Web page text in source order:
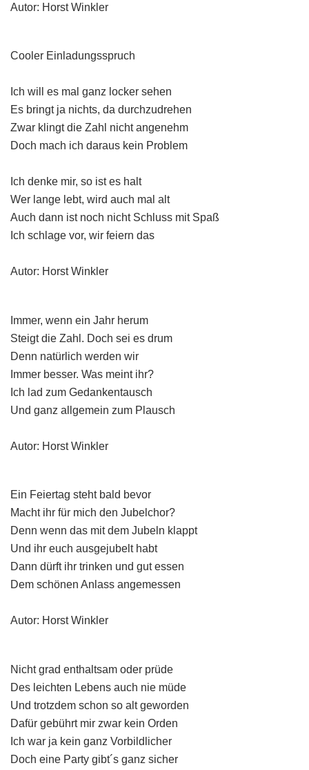
Autor: Horst Winkler
Cooler Einladungsspruch
Ich will es mal ganz locker sehen
Es bringt ja nichts, da durchzudrehen
Zwar klingt die Zahl nicht angenehm
Doch mach ich daraus kein Problem
Ich denke mir, so ist es halt
Wer lange lebt, wird auch mal alt
Auch dann ist noch nicht Schluss mit Spaß
Ich schlage vor, wir feiern das
Autor: Horst Winkler
Immer, wenn ein Jahr herum
Steigt die Zahl. Doch sei es drum
Denn natürlich werden wir
Immer besser. Was meint ihr?
Ich lad zum Gedankentausch
Und ganz allgemein zum Plausch
Autor: Horst Winkler
Ein Feiertag steht bald bevor
Macht ihr für mich den Jubelchor?
Denn wenn das mit dem Jubeln klappt
Und ihr euch ausgejubelt habt
Dann dürft ihr trinken und gut essen
Dem schönen Anlass angemessen
Autor: Horst Winkler
Nicht grad enthaltsam oder prüde
Des leichten Lebens auch nie müde
Und trotzdem schon so alt geworden
Dafür gebührt mir zwar kein Orden
Ich war ja kein ganz Vorbildlicher
Doch eine Party gibt´s ganz sicher